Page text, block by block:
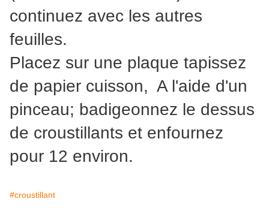
continuez avec les autres
feuilles.
Placez sur une plaque tapissez
de papier cuisson, A l'aide d'un
pinceau; badigeonnez le dessus
de croustillants et enfournez
pour 12 environ.
#croustillant